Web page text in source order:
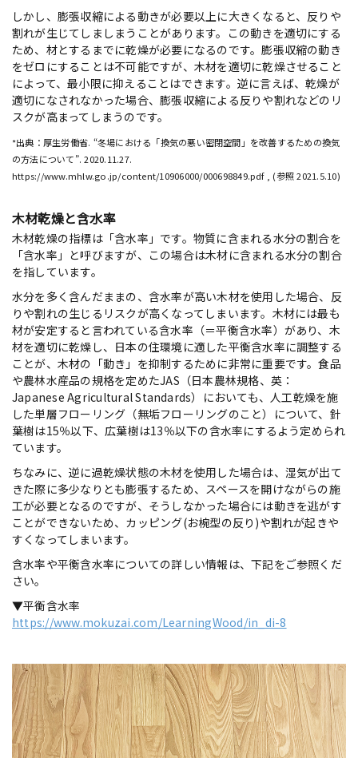
しかし、膨張収縮による動きが必要以上に大きくなると、反りや
割れが生じてしましまうことがあります。この動きを適切にする
ため、材とするまでに乾燥が必要になるのです。膨張収縮の動き
をゼロにすることは不可能ですが、木材を適切に乾燥させること
によって、最小限に抑えることはできます。逆に言えば、乾燥が
適切になされなかった場合、膨張収縮による反りや割れなどのリ
スクが高まってしまうのです。
*出典：厚生労働省. “冬場における「換気の悪い密閉空間」を改善するための換気
の方法について”. 2020.11.27.
https://www.mhlw.go.jp/content/10906000/000698849.pdf , (参照 2021.5.10)
木材乾燥と含水率
木材乾燥の指標は「含水率」です。物質に含まれる水分の割合を
「含水率」と呼びますが、この場合は木材に含まれる水分の割合
を指しています。
水分を多く含んだままの、含水率が高い木材を使用した場合、反
りや割れの生じるリスクが高くなってしまいます。木材には最も
材が安定すると言われている含水率（＝平衡含水率）があり、木
材を適切に乾燥し、日本の住環境に適した平衡含水率に調整する
ことが、木材の「動き」を抑制するために非常に重要です。食品
や農林水産品の規格を定めたJAS（日本農林規格、英：
Japanese Agricultural Standards）においても、人工乾燥を施
した単層フローリング（無垢フローリングのこと）について、針
葉樹は15％以下、広葉樹は13％以下の含水率にするよう定められ
ています。
ちなみに、逆に過乾燥状態の木材を使用した場合は、湿気が出て
きた際に多少なりとも膨張するため、スペースを開けながらの施
工が必要となるのですが、そうしなかった場合には動きを逃がす
ことができないため、カッピング(お椀型の反り)や割れが起きや
すくなってしまいます。
含水率や平衡含水率についての詳しい情報は、下記をご参照くだ
さい。
▼平衡含水率
https://www.mokuzai.com/LearningWood/in_di-8